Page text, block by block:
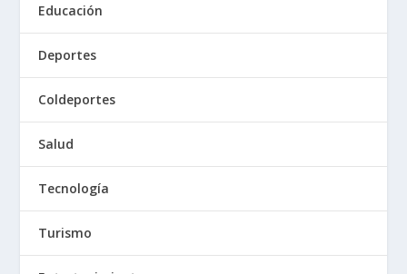
Educación
Deportes
Coldeportes
Salud
Tecnología
Turismo